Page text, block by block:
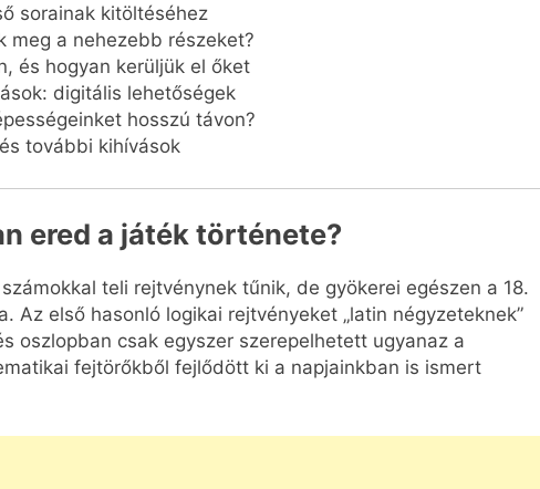
sorainak kitöltéséhez
meg a nehezebb részeket?
és hogyan kerüljük el őket
digitális lehetőségek
hosszú távon?
további kihívások
ered a játék története?
teli rejtvénynek tűnik, de gyökerei egészen a 18.
Az első hasonló logikai rejtvényeket „latin négyzeteknek”
oszlopban csak egyszer szerepelhetett ugyanaz a
fejtörőkből fejlődött ki a napjainkban is ismert